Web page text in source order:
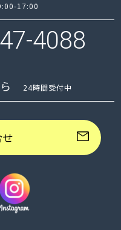
17:00
4088
24時間受付中